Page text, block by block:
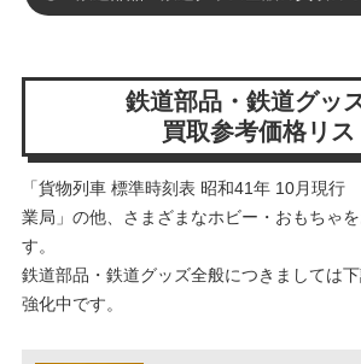
鉄道部品・鉄道グッ
買取参考価格リス
「貨物列車 標準時刻表 昭和41年 10月現
業局」の他、さまざまなホビー・おもちゃ
す。
鉄道部品・鉄道グッズ全般につきましては
強化中です。